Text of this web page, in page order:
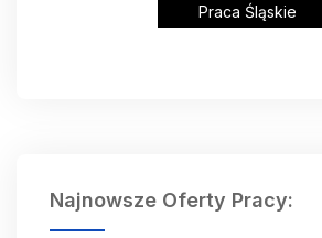
Praca Śląskie
Najnowsze Oferty Pracy: